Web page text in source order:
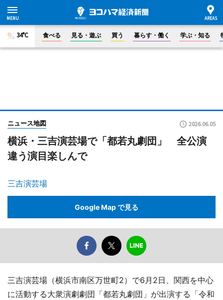
34°C 食べる 見る・遊ぶ 買う 暮らす・働く 学ぶ・知る
ニュース地図 2026.06.05
横浜・三吉演芸場で「都若丸劇団」 全公演
違う演目楽しんで
三吉演芸場
Google Map で見る
三吉演芸場（横浜市南区万世町2）で6月2日、関西を中心
に活動する大衆演劇劇団「都若丸劇団」が出演する「令和